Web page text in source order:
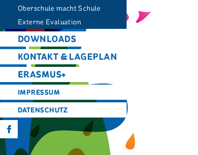
Oberschule macht Schule
Externe Evaluation
DOWNLOADS
KONTAKT & LAGEPLAN
ERASMUS+
IMPRESSUM
DATENSCHUTZ
f